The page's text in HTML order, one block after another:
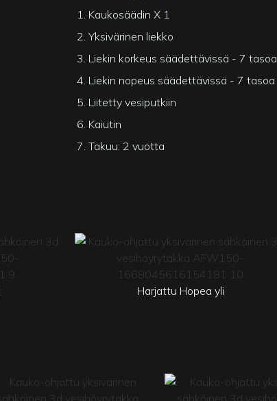
1. Kaukosäädin X 1
2. Yksivärinen liekko
3. Liekin korkeus säädettävissä - 7 tasoa
4. Liekin nopeus säädettävissä - 7 tasoa
5. Liitetty vesiputkiin
6. Kaiutin
7. Takuu: 2 vuotta
Harjattu Hopea yli